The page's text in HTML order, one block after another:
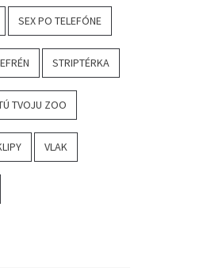
SEX PO TELEFÓNE
STRIPTÉRKA
TVOJU ZOO
VLAK